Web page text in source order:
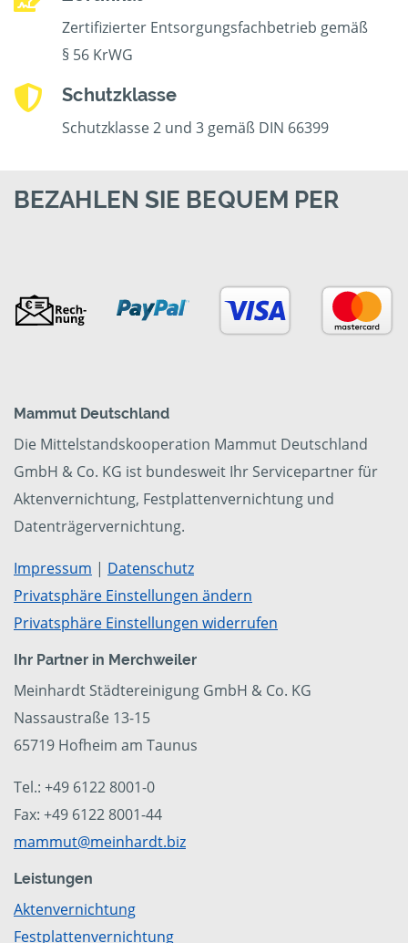
Zertifizierter Entsorgungsfachbetrieb gemäß
§ 56 KrWG
Schutzklasse
Schutzklasse 2 und 3 gemäß DIN 66399
BEZAHLEN SIE BEQUEM PER
Mammut Deutschland
Die Mittelstandskooperation Mammut Deutschland
GmbH & Co. KG ist bundesweit Ihr Servicepartner für
Aktenvernichtung, Festplattenvernichtung und
Datenträgervernichtung.
Impressum | Datenschutz
Privatsphäre Einstellungen ändern
Privatsphäre Einstellungen widerrufen
Ihr Partner in Merchweiler
Meinhardt Städtereinigung GmbH & Co. KG
Nassaustraße 13-15
65719 Hofheim am Taunus
Tel.: +49 6122 8001-0
Fax: +49 6122 8001-44
mammut@meinhardt.biz
Leistungen
Aktenvernichtung
Festplattenvernichtung